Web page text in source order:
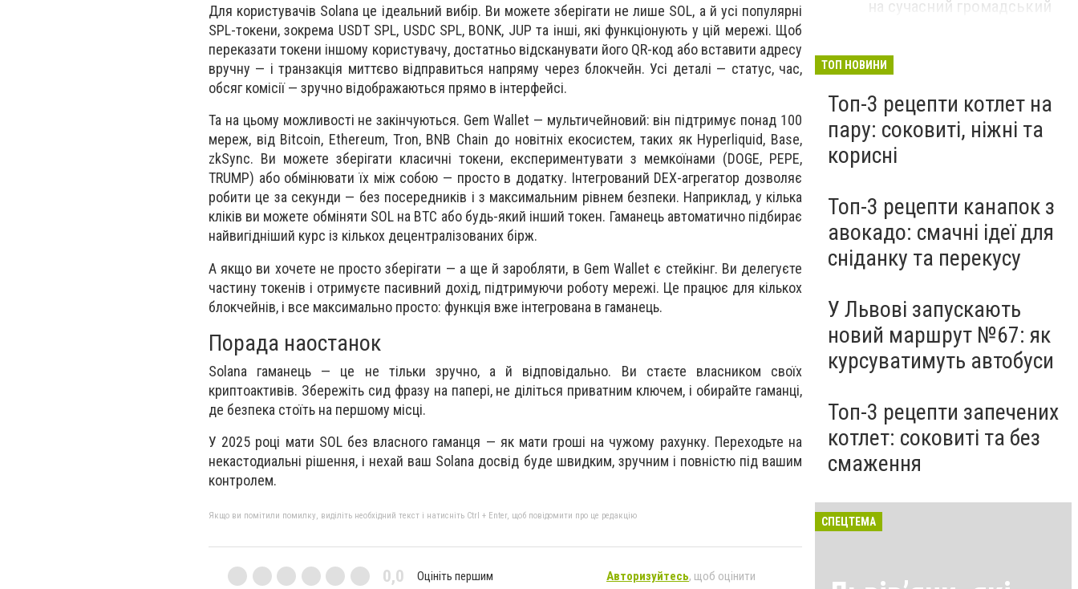
Для користувачів Solana це ідеальний вибір. Ви можете зберігати не лише SOL, а й усі популярні
SPL-токени, зокрема USDT SPL, USDC SPL, BONK, JUP та інші, які функціонують у цій мережі. Щоб
переказати токени іншому користувачу, достатньо відсканувати його QR-код або вставити адресу
вручну — і транзакція миттєво відправиться напряму через блокчейн. Усі деталі — статус, час,
обсяг комісії — зручно відображаються прямо в інтерфейсі.
Та на цьому можливості не закінчуються. Gem Wallet — мультичейновий: він підтримує понад 100
мереж, від Bitcoin, Ethereum, Tron, BNB Chain до новітніх екосистем, таких як Hyperliquid, Base,
zkSync. Ви можете зберігати класичні токени, експериментувати з мемкоїнами (DOGE, PEPE,
TRUMP) або обмінювати їх між собою — просто в додатку. Інтегрований DEX-агрегатор дозволяє
робити це за секунди — без посередників і з максимальним рівнем безпеки. Наприклад, у кілька
кліків ви можете обміняти SOL на BTC або будь-який інший токен. Гаманець автоматично підбирає
найвигідніший курс із кількох децентралізованих бірж.
А якщо ви хочете не просто зберігати — а ще й заробляти, в Gem Wallet є стейкінг. Ви делегуєте
частину токенів і отримуєте пасивний дохід, підтримуючи роботу мережі. Це працює для кількох
блокчейнів, і все максимально просто: функція вже інтегрована в гаманець.
Порада наостанок
Solana гаманець — це не тільки зручно, а й відповідально. Ви стаєте власником своїх
криптоактивів. Збережіть сид фразу на папері, не діліться приватним ключем, і обирайте гаманці,
де безпека стоїть на першому місці.
У 2025 році мати SOL без власного гаманця — як мати гроші на чужому рахунку. Переходьте на
некастодиальні рішення, і нехай ваш Solana досвід буде швидким, зручним і повністю під вашим
контролем.
Якщо ви помітили помилку, виділіть необхідний текст і натисніть Ctrl + Enter, щоб повідомити про це редакцію
0,0 Оцініть першим Авторизуйтесь, щоб оцінити
на сучасний громадський
ТОП НОВИНИ
Топ-3 рецепти котлет на
пару: соковиті, ніжні та
корисні
Топ-3 рецепти канапок з
авокадо: смачні ідеї для
сніданку та перекусу
У Львові запускають
новий маршрут №67: як
курсуватимуть автобуси
Топ-3 рецепти запечених
котлет: соковиті та без
смаження
СПЕЦТЕМА